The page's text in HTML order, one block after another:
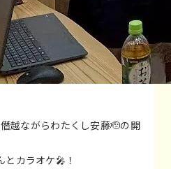
越ながらわたくし安藤🫡の開
カラオケ🎤！